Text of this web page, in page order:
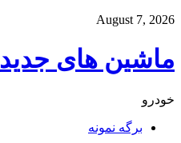
August 7, 2026
ماشین های جدید
خودرو
برگه نمونه